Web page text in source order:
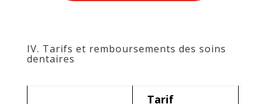
IV. Tarifs et remboursements des soins
dentaires
Tarif